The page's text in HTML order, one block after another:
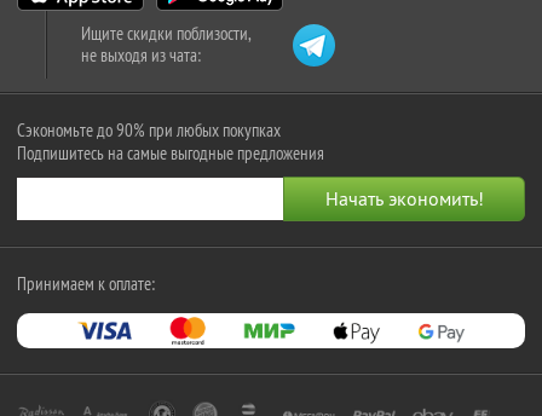
Ищите скидки поблизости,
не выходя из чата:
Сэкономьте до 90% при любых покупках
Подпишитесь на самые выгодные предложения
Принимаем к оплате: